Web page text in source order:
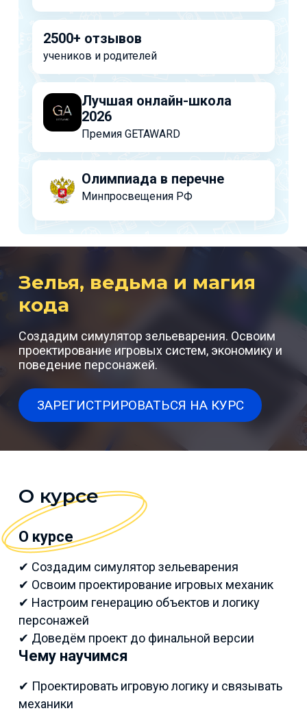
2500+ отзывов
учеников и родителей
Лучшая онлайн-школа
2026
Премия GETAWARD
Олимпиада в перечне
Минпросвещения РФ
Зелья, ведьма и магия
кода
Создадим симулятор зельеварения. Освоим
проектирование игровых систем, экономику и
поведение персонажей.
ЗАРЕГИСТРИРОВАТЬСЯ НА КУРС
О курсе
О курсе
✔ Создадим симулятор зельеварения
✔ Освоим проектирование игровых механик
✔ Настроим генерацию объектов и логику
персонажей
✔ Доведём проект до финальной версии
Чему научимся
✔ Проектировать игровую логику и связывать
механики